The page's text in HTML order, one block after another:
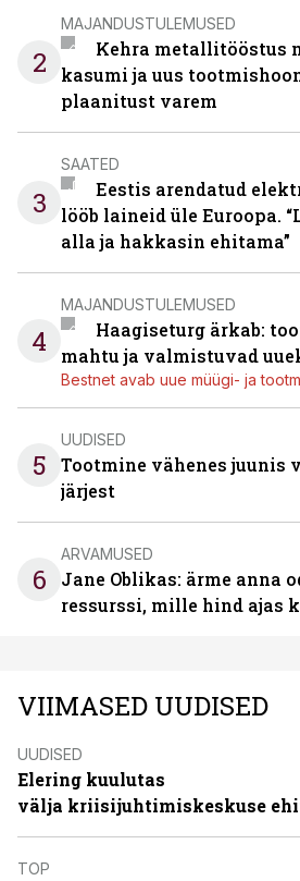
2
MAJANDUSTULEMUSED
Kehra metallitööstus
kasumi ja uus
plaanitust varem
3
SAATED
Eestis arendatud
lööb laineid üle Euroopa.
alla ja hakkasin ehitama”
4
MAJANDUSTULEMUSED
Haagiseturg ärkab:
mahtu ja valmistuvad
Bestnet avab uue müügi- ja
5
UUDISED
Tootmine vähenes juunis
järjest
6
ARVAMUSED
Jane Oblikas: ärme anna
ressurssi, mille hind ajas
VIIMASED UUDISED
UUDISED
Elering kuulutas
välja kriisijuhtimiskeskuse
TOP